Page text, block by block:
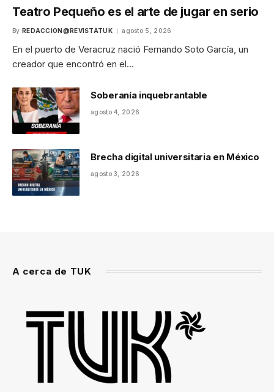
Teatro Pequeño es el arte de jugar en serio
By REDACCION@REVISTATUK agosto 5, 2026
En el puerto de Veracruz nació Fernando Soto García, un
creador que encontró en el…
Soberanía inquebrantable
agosto 4, 2026
Brecha digital universitaria en México
agosto 3, 2026
A cerca de TUK